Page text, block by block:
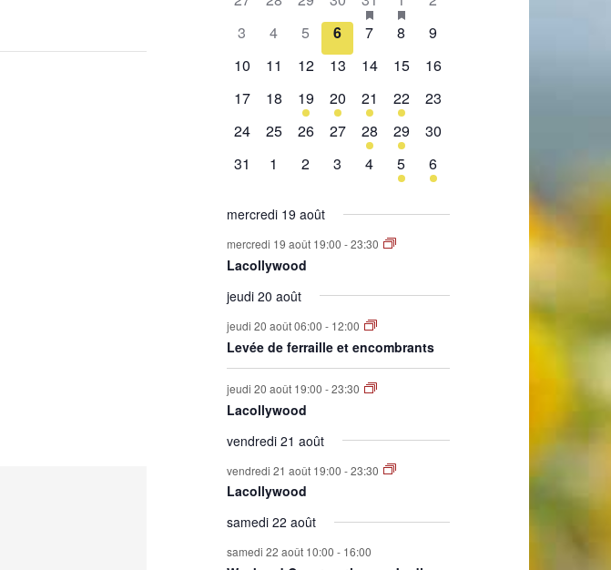
de
Évènements
évènement,évènement,
évènement,
évènement,évènements,
0
3
0
évènement,
4
0
évènement,
5
0
évènement,
6
0
7
0
8
0
9
0
10
0
11
0
12
0
13
0
14
0
15
0
16
0
évènement,
17
0
évènement,
18
1
évènement,
19
2
évènements,
20
1
évènement,
21
2
évènements,
22
0
23
0
24
0
25
0
évènement,
26
0
évènement,
27
1
évènement,
28
1
évènement,
29
0
30
0
31
0
1
0
2
0
évènement,
3
0
évènement,
4
1
évènement,
5
1
évènement,
6
mercredi 19 août
mercredi 19 août 19:00 -23:30
Lacollywood
jeudi 20 août
jeudi 20 août 06:00 - 12:00
Levée de ferraille et encombrants
jeudi 20 août 19:00 -23:30
Lacollywood
vendredi 21 août
vendredi 21 août 19:00 -23:30
Lacollywood
samedi 22 août
samedi 22 août 10:00 - 16:00